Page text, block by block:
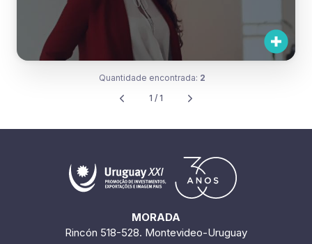
Quantidade encontrada: 2
1 / 1
MORADA
Rincón 518-528. Montevideo-Uruguay